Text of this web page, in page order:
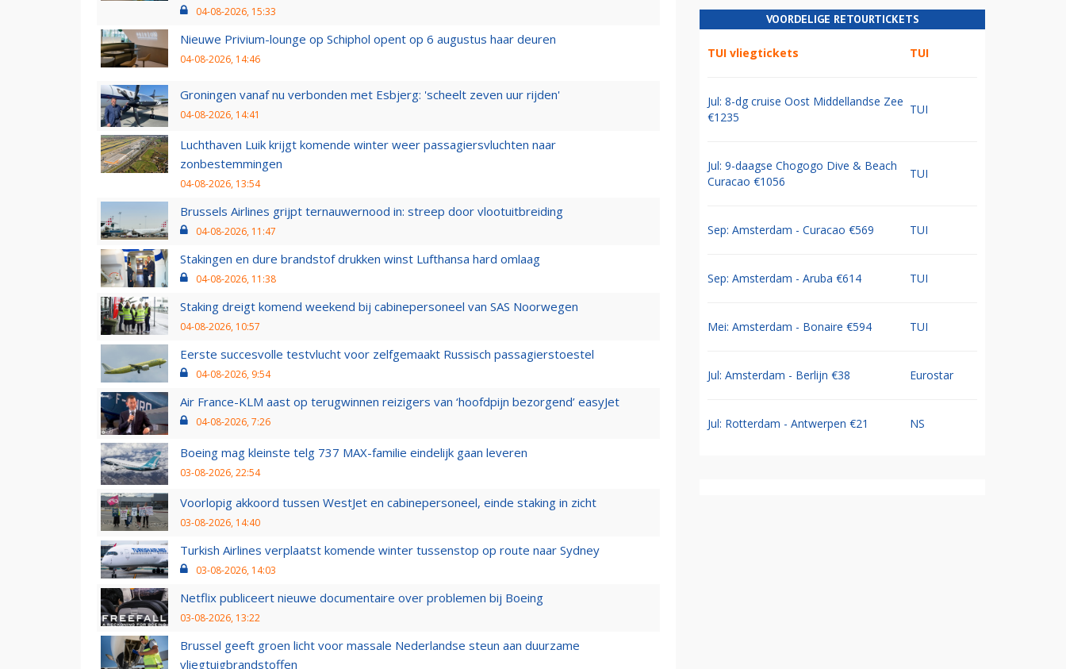
04-08-2026, 15:33
Nieuwe Privium-lounge op Schiphol opent op 6 augustus haar deuren
04-08-2026, 14:46
Groningen vanaf nu verbonden met Esbjerg: 'scheelt zeven uur rijden'
04-08-2026, 14:41
Luchthaven Luik krijgt komende winter weer passagiersvluchten naar
zonbestemmingen
04-08-2026, 13:54
Brussels Airlines grijpt ternauwernood in: streep door vlootuitbreiding
04-08-2026, 11:47
Stakingen en dure brandstof drukken winst Lufthansa hard omlaag
04-08-2026, 11:38
Staking dreigt komend weekend bij cabinepersoneel van SAS Noorwegen
04-08-2026, 10:57
Eerste succesvolle testvlucht voor zelfgemaakt Russisch passagierstoestel
04-08-2026, 9:54
Air France-KLM aast op terugwinnen reizigers van ‘hoofdpijn bezorgend’ easyJet
04-08-2026, 7:26
Boeing mag kleinste telg 737 MAX-familie eindelijk gaan leveren
03-08-2026, 22:54
Voorlopig akkoord tussen WestJet en cabinepersoneel, einde staking in zicht
03-08-2026, 14:40
Turkish Airlines verplaatst komende winter tussenstop op route naar Sydney
03-08-2026, 14:03
Netflix publiceert nieuwe documentaire over problemen bij Boeing
03-08-2026, 13:22
Brussel geeft groen licht voor massale Nederlandse steun aan duurzame
vliegtuigbrandstoffen
VOORDELIGE RETOURTICKETS
TUI vliegtickets TUI
Jul: 8-dg cruise Oost Middellandse Zee
€1235
TUI
Jul: 9-daagse Chogogo Dive & Beach
Curacao €1056
TUI
Sep: Amsterdam - Curacao €569 TUI
Sep: Amsterdam - Aruba €614 TUI
Mei: Amsterdam - Bonaire €594 TUI
Jul: Amsterdam - Berlijn €38 Eurostar
Jul: Rotterdam - Antwerpen €21 NS